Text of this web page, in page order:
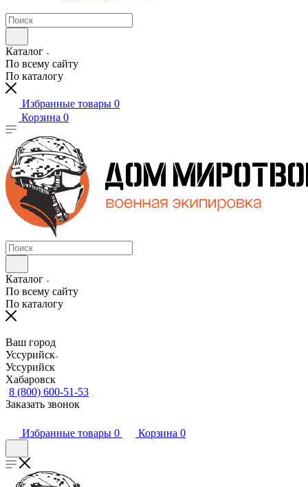
Каталог
По всему сайту
По каталогу
Избранные товары 0
Корзина 0
Каталог
По всему сайту
По каталогу
Ваш город
Уссурийск
Уссурийск
Хабаровск
8 (800) 600-51-53
Заказать звонок
Избранные товары 0 Корзина 0